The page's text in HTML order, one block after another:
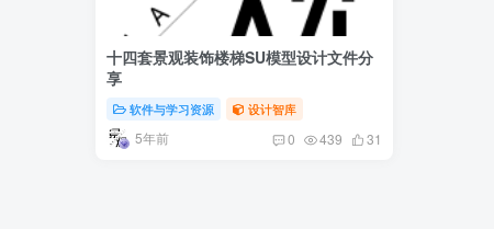
十四套景观装饰楼梯SU模型设计文件分
享
软件与学习资源 设计智库
5年前 0 439 31